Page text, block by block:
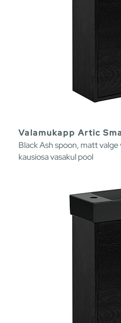
Valamukapp Artic
Black Ash spoon, matt valge
kausiosa vasakul pool